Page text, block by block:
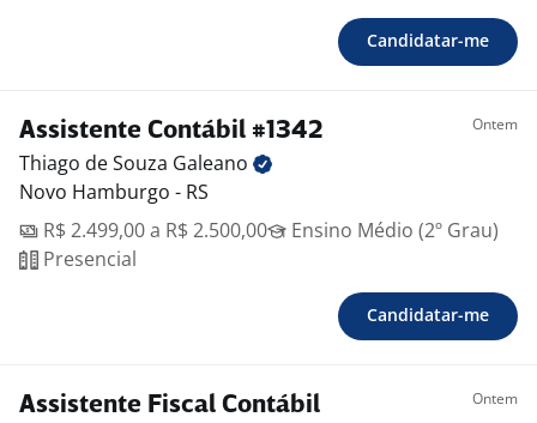
Candidatar-me
Assistente Contábil #1342 Ontem
Thiago de Souza Galeano
Novo Hamburgo - RS
R$ 2.499,00 a R$ 2.500,00
Ensino Médio (2º Grau)
Presencial
Candidatar-me
Assistente Fiscal Contábil Ontem